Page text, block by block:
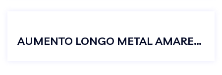
AUMENTO LONGO METAL AMARELO 3/4